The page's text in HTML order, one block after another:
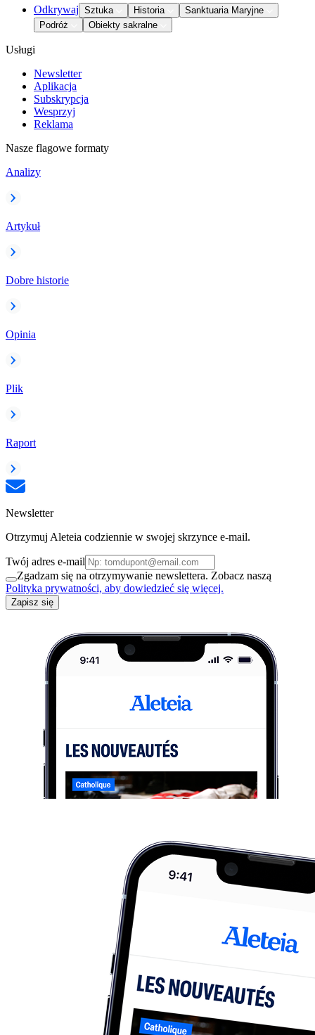
Odkrywaj Sztuka Historia
Sanktuaria Maryjne
Podróż
Obiekty sakralne
Usługi
Newsletter
Aplikacja
Subskrypcja
Wesprzyj
Reklama
Nasze flagowe formaty
Analizy
Artykuł
Dobre historie
Opinia
Plik
Raport
Newsletter
Otrzymuj Aleteia codziennie w swojej skrzynce e-mail.
Twój adres e-mail
Zgadzam się na otrzymywanie newslettera. Zobacz naszą
Polityka prywatności, aby dowiedzieć się więcej.
Zapisz się